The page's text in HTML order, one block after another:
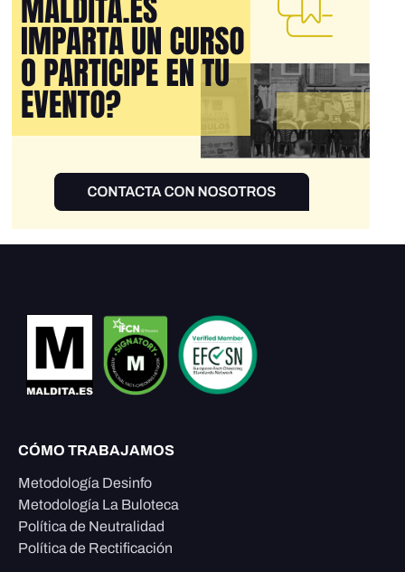
CÓMO TRABAJAMOS
Metodología Desinfo
Metodología La Buloteca
Política de Neutralidad
Política de Rectificación